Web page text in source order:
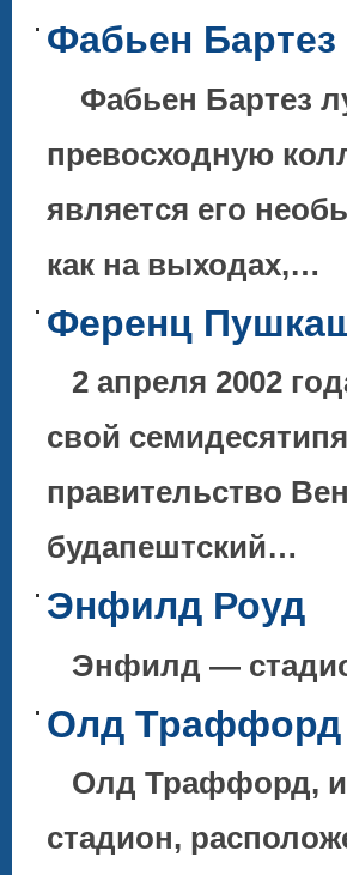
Фабьен Бартез
Фабьен Бартез
превосходную
является его
как на выходах,…
Ференц
2 апреля 2002
свой
правительство
будапештский…
Энфилд Роуд
Энфилд —
Олд Траффорд
Олд Траффорд,
стадион,